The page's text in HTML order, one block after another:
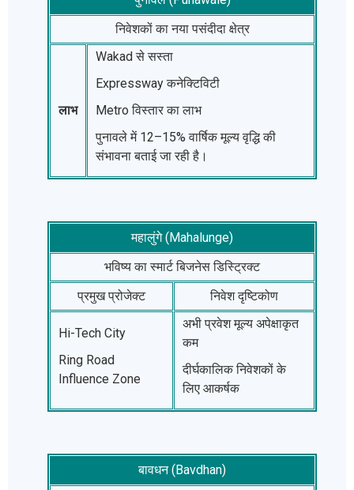
निवेशकों का नया पसंदीदा क्षेत्र
लाभ
Wakad से सस्ता
Expressway कनेक्टिविटी
Metro विस्तार का लाभ
पुनावले में 12–15% वार्षिक मूल्य वृद्धि की
संभावना बताई जा रही है।
महालुंगे (Mahalunge)
भविष्य का स्मार्ट बिजनेस डिस्ट्रिक्ट
प्रमुख प्रोजेक्ट
निवेश दृष्टिकोण
Hi-Tech City
Ring Road
Influence Zone
अभी प्रवेश मूल्य अपेक्षाकृत
कम
दीर्घकालिक निवेशकों के
लिए आकर्षक
बावधन (Bavdhan)